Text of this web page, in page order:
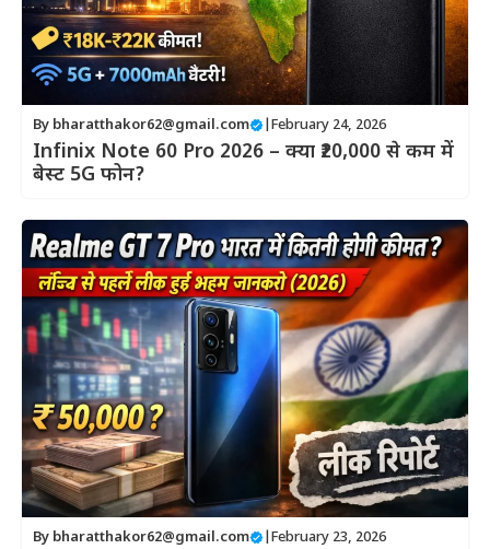
By bharatthakor62@gmail.com February 24, 2026
Infinix Note 60 Pro 2026 – क्या ₹20,000 से कम में
बेस्ट 5G फोन?
By bharatthakor62@gmail.com February 23, 2026